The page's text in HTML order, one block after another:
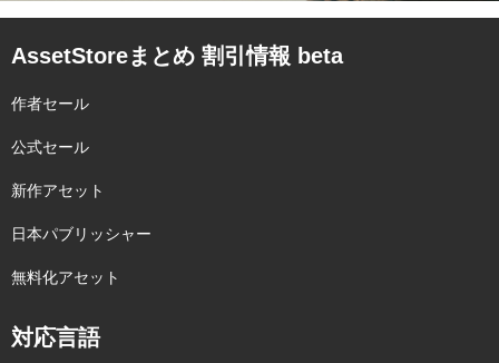
AssetStoreまとめ 割引情報 beta
作者セール
公式セール
新作アセット
日本パブリッシャー
無料化アセット
対応言語